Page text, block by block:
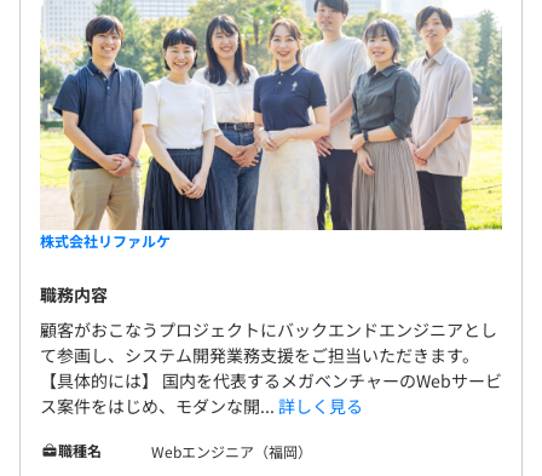
株式会社リファルケ
職務内容
顧客がおこなうプロジェクトにバックエンドエンジニアとし
て参画し、システム開発業務支援をご担当いただきます。
【具体的には】 国内を代表するメガベンチャーのWebサービ
ス案件をはじめ、モダンな開... 詳しく見る
職種名
Webエンジニア（福岡）